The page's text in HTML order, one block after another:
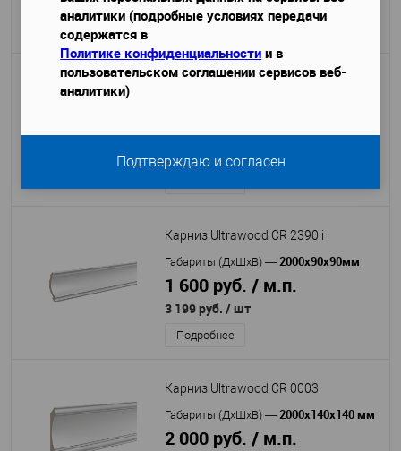
Карниз Ultrawood CR 2340 i
1 150 руб. / м.п.
2 299 руб. / шт
Карниз Ultrawood CR 2390 i
Габариты (ДхШхВ) — 2000x90x90мм
1 600 руб. / м.п.
3 199 руб. / шт
Подробнее
Карниз Ultrawood CR 0003
Габариты (ДхШхВ) — 2000x140x140 мм
2 000 руб. / м.п.
аналитики (подробные условиях передачи
содержатся в
Политике конфиденциальности и в
пользовательском соглашении сервисов веб-
аналитики)
Подтверждаю и согласен